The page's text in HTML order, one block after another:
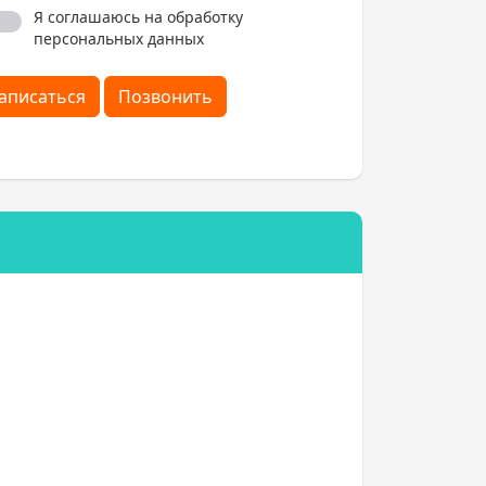
Я соглашаюсь на обработку
персональных данных
Позвонить